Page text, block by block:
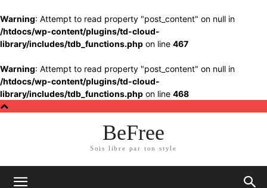
Warning: Attempt to read property "post_content" on null in
/htdocs/wp-content/plugins/td-cloud-
library/includes/tdb_functions.php on line 467
Warning: Attempt to read property "post_content" on null in
/htdocs/wp-content/plugins/td-cloud-
library/includes/tdb_functions.php on line 468
BeFree
Sois libre par ton style